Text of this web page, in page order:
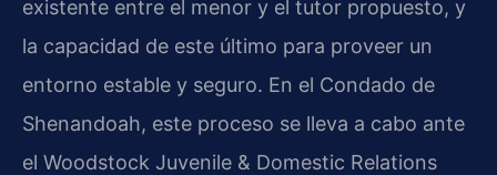
existente entre el menor y el tutor propuesto, y
la capacidad de este último para proveer un
entorno estable y seguro. En el Condado de
Shenandoah, este proceso se lleva a cabo ante
el Woodstock Juvenile & Domestic Relations